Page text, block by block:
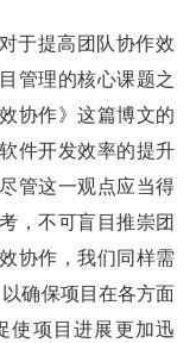
于提高团队协作效
管理的核心课题之
协作》这篇博文的
件开发效率的提升
管这一观点应当得
，不可盲目推崇团
协作，我们同样需
确保项目在各方面
使项目进展更加迅